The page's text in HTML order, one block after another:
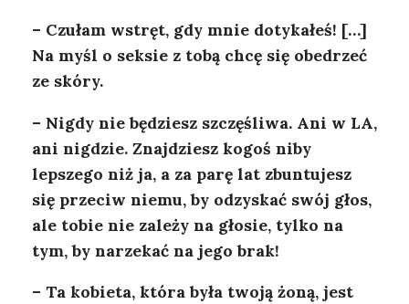
– Czułam wstręt, gdy mnie dotykałeś! […]
Na myśl o seksie z tobą chcę się obedrzeć
ze skóry.
– Nigdy nie będziesz szczęśliwa. Ani w LA,
ani nigdzie. Znajdziesz kogoś niby
lepszego niż ja, a za parę lat zbuntujesz
się przeciw niemu, by odzyskać swój głos,
ale tobie nie zależy na głosie, tylko na
tym, by narzekać na jego brak!
– Ta kobieta, która była twoją żoną, jest